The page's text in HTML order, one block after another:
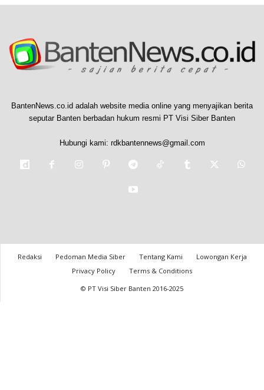
BantenNews.co.id adalah website media online yang menyajikan berita
seputar Banten berbadan hukum resmi PT Visi Siber Banten
Hubungi kami: rdkbantennews@gmail.com
Redaksi Pedoman Media Siber Tentang Kami
Lowongan Kerja
Privacy Policy
Terms & Conditions
© PT Visi Siber Banten 2016-2025